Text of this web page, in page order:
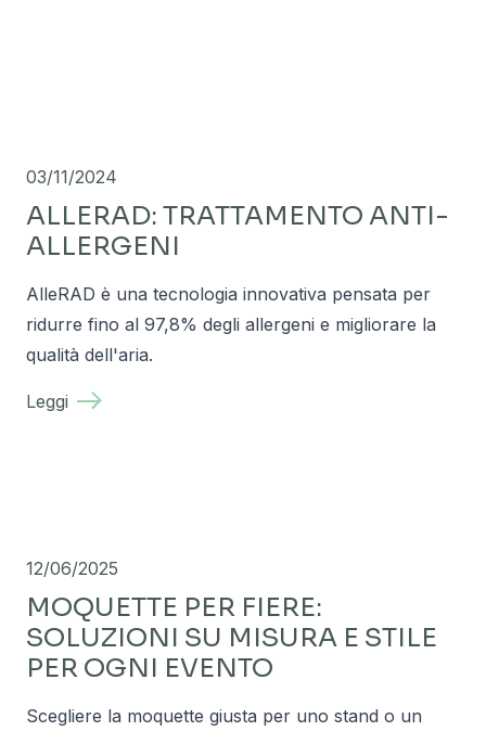
03/11/2024
ALLERAD: TRATTAMENTO ANTI-
ALLERGENI
AlleRAD è una tecnologia innovativa pensata per
ridurre fino al 97,8% degli allergeni e migliorare la
qualità dell'aria.
Leggi
12/06/2025
MOQUETTE PER FIERE:
SOLUZIONI SU MISURA E STILE
PER OGNI EVENTO
Scegliere la moquette giusta per uno stand o un